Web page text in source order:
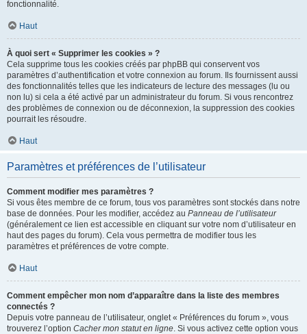
fonctionnalité.
Haut
À quoi sert « Supprimer les cookies » ?
Cela supprime tous les cookies créés par phpBB qui conservent vos
paramètres d’authentification et votre connexion au forum. Ils fournissent aussi
des fonctionnalités telles que les indicateurs de lecture des messages (lu ou
non lu) si cela a été activé par un administrateur du forum. Si vous rencontrez
des problèmes de connexion ou de déconnexion, la suppression des cookies
pourrait les résoudre.
Haut
Paramètres et préférences de l’utilisateur
Comment modifier mes paramètres ?
Si vous êtes membre de ce forum, tous vos paramètres sont stockés dans notre
base de données. Pour les modifier, accédez au Panneau de l’utilisateur
(généralement ce lien est accessible en cliquant sur votre nom d’utilisateur en
haut des pages du forum). Cela vous permettra de modifier tous les
paramètres et préférences de votre compte.
Haut
Comment empêcher mon nom d’apparaître dans la liste des membres
connectés ?
Depuis votre panneau de l’utilisateur, onglet « Préférences du forum », vous
trouverez l’option Cacher mon statut en ligne. Si vous activez cette option vous